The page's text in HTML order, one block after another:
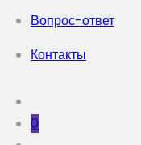
Вопрос-ответ
Контакты
0